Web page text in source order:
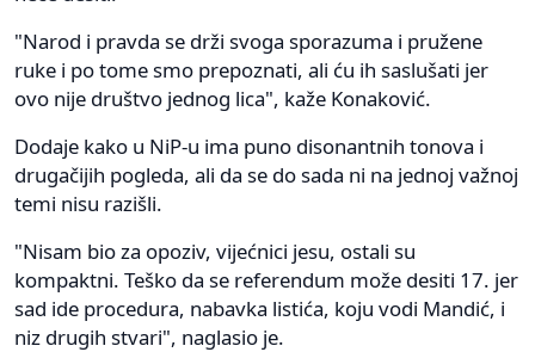
"Narod i pravda se drži svoga sporazuma i pružene
ruke i po tome smo prepoznati, ali ću ih saslušati jer
ovo nije društvo jednog lica", kaže Konaković.
Dodaje kako u NiP-u ima puno disonantnih tonova i
drugačijih pogleda, ali da se do sada ni na jednoj važnoj
temi nisu razišli.
"Nisam bio za opoziv, vijećnici jesu, ostali su
kompaktni. Teško da se referendum može desiti 17. jer
sad ide procedura, nabavka listića, koju vodi Mandić, i
niz drugih stvari", naglasio je.